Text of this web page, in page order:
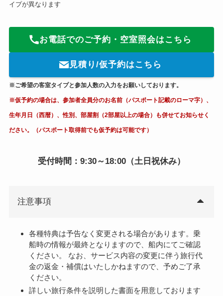
イプが異なります
お電話でのご予約・空室照会はこちら
見積り/仮予約はこちら
※ご希望の客室タイプと参加人数の入力をお願いしております。
※仮予約の場合は、参加者全員分のお名前（パスポート記載のローマ字）、
生年月日（西暦）、性別、部屋割（2部屋以上の場合）も併せてお知らせく
ださい。（パスポート取得前でも仮予約は可能です）
受付時間：9:30～18:00（土日祝休み）
注意事項
各種特典は予告なく変更される場合があります。乗
船時の情報が最終となりますので、船内にてご確認
ください。 なお、サービス内容の変更に伴う旅行代
金の返金・補償はいたしかねますので、予めご了承
ください。
詳しい旅行条件を説明した書面を用意しております